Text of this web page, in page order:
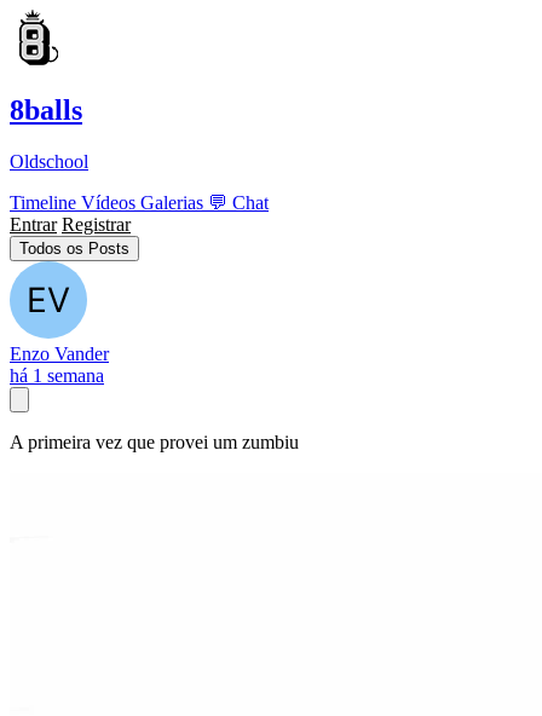
8balls
Oldschool
Timeline Vídeos Galerias 💬 Chat
Entrar Registrar
Todos os Posts
Enzo Vander
há 1 semana
A primeira vez que provei um zumbiu